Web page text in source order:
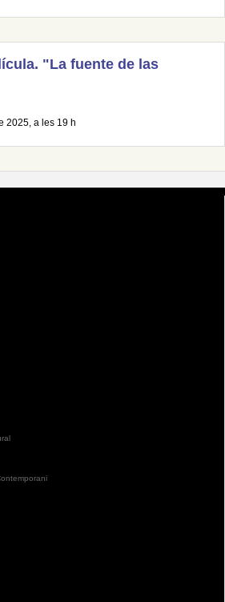
"La fuente de las
2025, a les 19 h